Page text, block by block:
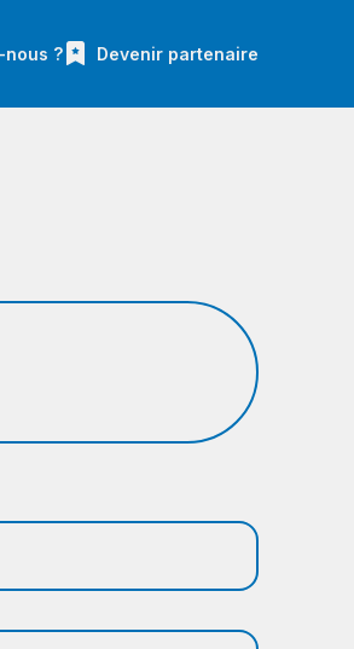
nous ? Devenir partenaire